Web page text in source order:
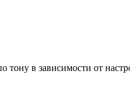
тону в зависимости от